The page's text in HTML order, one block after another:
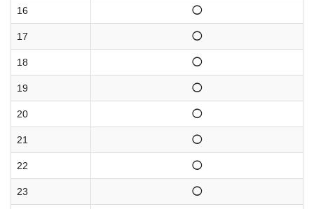
16 ◯
17 ◯
18 ◯
19 ◯
20 ◯
21 ◯
22 ◯
23 ◯